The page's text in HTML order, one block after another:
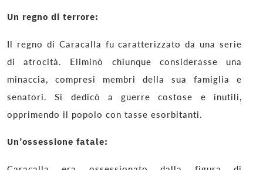
Un regno di terrore:
Il regno di Caracalla fu caratterizzato da una serie
di atrocità. Eliminò chiunque considerasse una
minaccia, compresi membri della sua famiglia e
senatori. Si dedicò a guerre costose e inutili,
opprimendo il popolo con tasse esorbitanti.
Un’ossessione fatale: